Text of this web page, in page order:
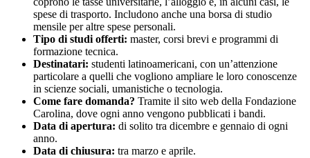
spese di trasporto. Includono anche una borsa di studio
mensile per altre spese personali.
Tipo di studi offerti: master, corsi brevi e programmi di
formazione tecnica.
Destinatari: studenti latinoamericani, con un’attenzione
particolare a quelli che vogliono ampliare le loro conoscenze
in scienze sociali, umanistiche o tecnologia.
Come fare domanda? Tramite il sito web della Fondazione
Carolina, dove ogni anno vengono pubblicati i bandi.
Data di apertura: di solito tra dicembre e gennaio di ogni
anno.
Data di chiusura: tra marzo e aprile.